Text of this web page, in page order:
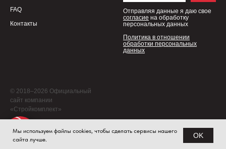
Мы используем файлы cookies, чтобы сделать сервисы нашего
сайта лучше.
OK
FAQ
Контакты
Отправляя данные я даю свое
согласие на обработку
персональных данных
Политика в отношении
обработки персональных
данных
© 2018–2026 Официальный
сайт компании
«Стройкомплект»